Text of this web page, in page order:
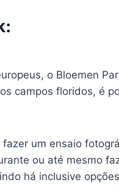
o Bloemen
campos floridos, é
um ensaio
ou até mesmo
há inclusive